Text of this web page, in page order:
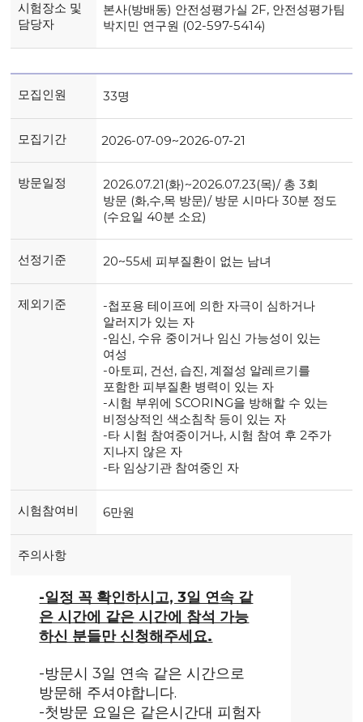
시험장소 및
담당자
본사(방배동) 안전성평가실 2F, 안전성평가팀
박지민 연구원 (02-597-5414)
모집인원 33명
모집기간 2026-07-09~2026-07-21
방문일정
2026.07.21(화)~2026.07.23(목)/ 총 3회
방문 (화,수,목 방문)/ 방문 시마다 30분 정도
(수요일 40분 소요)
선정기준 20~55세 피부질환이 없는 남녀
제외기준
-첩포용 테이프에 의한 자극이 심하거나
알러지가 있는 자
-임신, 수유 중이거나 임신 가능성이 있는
여성
-아토피, 건선, 습진, 계절성 알레르기를
포함한 피부질환 병력이 있는 자
-시험 부위에 SCORING을 방해할 수 있는
비정상적인 색소침착 등이 있는 자
-타 시험 참여중이거나, 시험 참여 후 2주가
지나지 않은 자
-타 임상기관 참여중인 자
시험참여비 6만원
주의사항
-일정 꼭 확인하시고, 3일 연속 같
은 시간에 같은 시간에 참석 가능
하신 분들만 신청해주세요.
-방문시 3일 연속 같은 시간으로
방문해 주셔야합니다.
-첫방문 요일은 같은시간대 피험자